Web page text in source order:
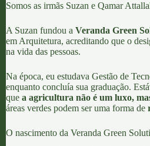
Somos as irmãs Suzan e Qamar
A Suzan fundou a Veranda Green
em Arquitetura, acreditando que o
na vida das pessoas.
Na época, eu estudava Gestão de
enquanto concluía sua graduação.
que a agricultura não é um luxo,
áreas verdes podem ser uma forma de
O nascimento da Veranda Green